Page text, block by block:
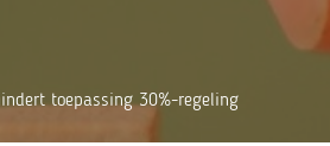
toepassing 30%-regeling